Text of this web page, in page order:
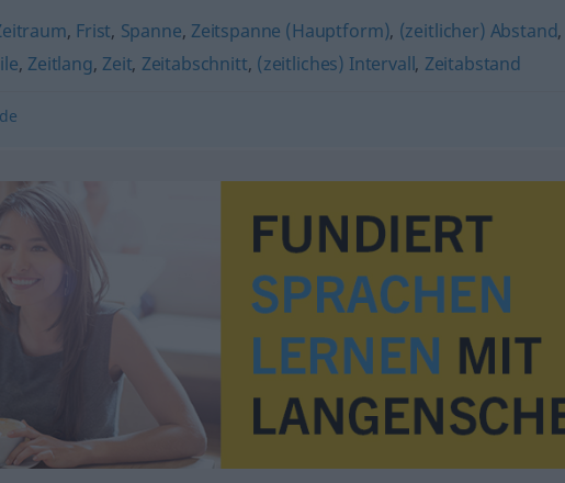
, Frist, Spanne, Zeitspanne (Hauptform), (zeitlicher) Abstand,
, Zeitlang, Zeit, Zeitabschnitt, (zeitliches) Intervall, Zeitabstand